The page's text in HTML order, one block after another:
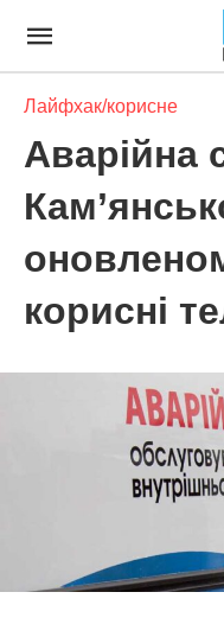
Лайфхак/корисне
Аварійна
корисні